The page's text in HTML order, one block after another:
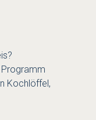
Programm
Kochlöffel,